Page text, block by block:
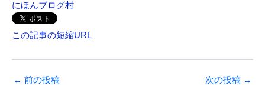
にほんブログ村
この記事の短縮URL
← 前の投稿 次の投稿 →